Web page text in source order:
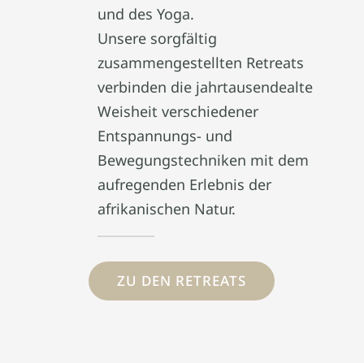
und des Yoga.
Unsere sorgfältig
zusammengestellten Retreats
verbinden die jahrtausendealte
Weisheit verschiedener
Entspannungs- und
Bewegungstechniken mit dem
aufregenden Erlebnis der
afrikanischen Natur.
ZU DEN RETREATS